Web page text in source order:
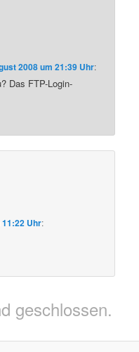
2008 um 21:39 Uhr:
Das FTP-Login-
Uhr:
geschlossen.